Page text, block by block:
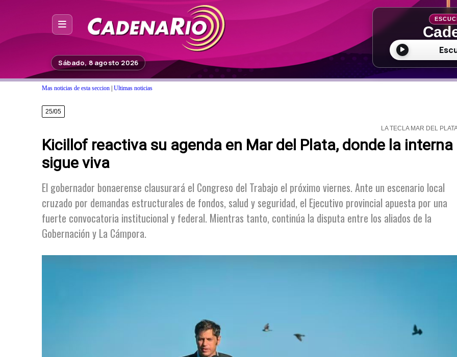
Noticias
Fuera de Foco
Programación
Contacto
Sábado, 8 agosto 2026
Mas noticias de esta seccion Ultimas noticias
25/05
LA TECLA MAR DEL
Kicillof reactiva su agenda en Mar del Plata, donde la interna
sigue viva
El gobernador bonaerense clausurará el Congreso del Trabajo el próximo viernes. Ante un escenario local
cruzado por demandas estructurales de fondos, salud y seguridad, el Ejecutivo provincial apuesta por una
fuerte convocatoria institucional y federal. Mientras tanto, continúa la disputa entre los aliados de la
Gobernación y La Cámpora.